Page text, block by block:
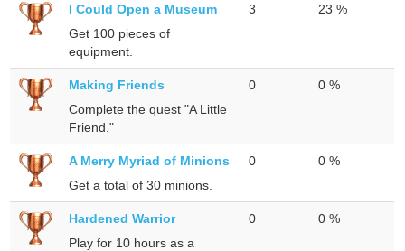
I Could Open a Museum
Get 100 pieces of
equipment.
3 23 %
Making Friends
Complete the quest "A Little
Friend."
0 0 %
A Merry Myriad of Minions
Get a total of 30 minions.
0 0 %
Hardened Warrior
Play for 10 hours as a
0 0 %